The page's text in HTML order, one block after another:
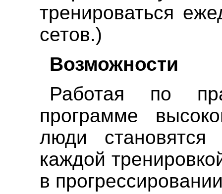
тренироваться
сетов.)
Возможности
Работая по
программе
люди
каждой
в